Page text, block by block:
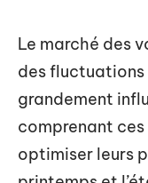
Le marché des
des fluctuations
grandement
comprenant ces
optimiser leurs